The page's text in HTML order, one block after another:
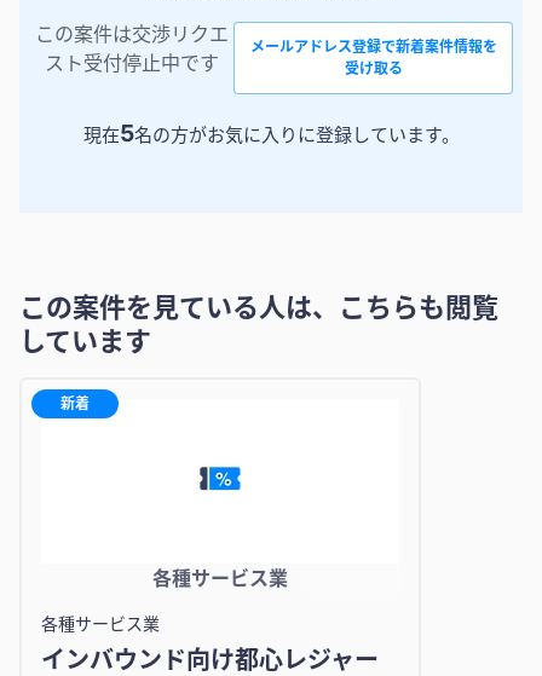
この案件は交渉リクエ
スト受付停止中です
メールアドレス登録で新着案件情報を
受け取る
現在5名の方がお気に入りに登録しています。
この案件を見ている人は、こちらも閲覧
しています
新着
各種サービス業
各種サービス業
インバウンド向け都心レジャー